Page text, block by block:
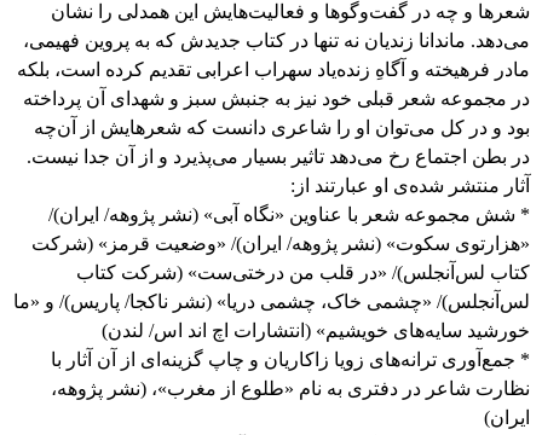
شعرها و چه در گفت‌وگوها و فعالیت‌هایش این همدلی را نشان
می‌دهد. ماندانا زندیان نه تنها در کتاب جدیدش که به پروین فهیمی،
مادر فرهیخته‌ و آگاهِ زنده‌یاد سهراب اعرابی تقدیم کرده است، بلکه
در مجموعه شعر قبلی‌ خود نیز به جنبش سبز و شهدای آن پرداخته
بود و در کل می‌توان او را شاعری دانست که شعرهایش از آن‌چه
در بطن اجتماع رخ می‌دهد تاثیر بسیار می‌پذیرد و از آن جدا نیست.
آثار منتشر شده‌ی او عبارتند از:
* شش مجموعه شعر با عناوین «نگاه آبی» (نشر پژوهه/ ایران)/
«هزارتوی سکوت» (نشر پژوهه/ ایران)/ «وضعیت قرمز» (شرکت
کتاب لس‌آنجلس)/ «در قلب من درختی‌ست» (شرکت کتاب
لس‌آنجلس)/ «چشمی خاک، چشمی دریا» (نشر ناکجا/ پاریس)/ و «ما
خورشید سایه‌های خویشیم» (انتشارات اچ اند اس/ لندن)
* جمع‌آوری ترانه‌های زویا زاکاریان و چاپ گزینه‌ای از آن آثار با
نظارت شاعر در دفتری به نام «طلوع از مغرب»، (نشر پژوهه،
ایران)